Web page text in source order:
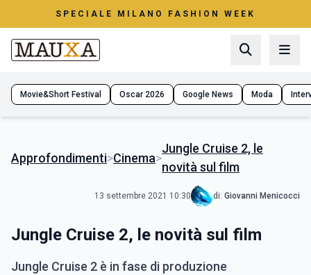
SPECIALE MILANO FASHION WEEK
Movie&Short Festival Oscar 2026 Google News Moda
Approfondimenti>Cinema>
Jungle Cruise 2, le
novità sul film
13 settembre 2021 10:30 di: Giovanni Menicocci
Jungle Cruise 2, le novità sul film
Jungle Cruise 2 è in fase di produzione